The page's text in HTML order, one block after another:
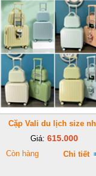
Cặp Vali du lịch size
Giá: 615.000
Còn hàng Chi tiết